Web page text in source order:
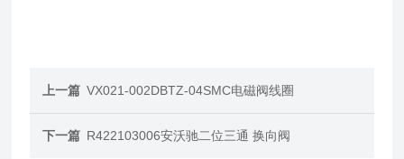
上一篇 VX021-002DBTZ-04SMC电磁阀线圈
下一篇 R422103006安沃驰二位三通 换向阀